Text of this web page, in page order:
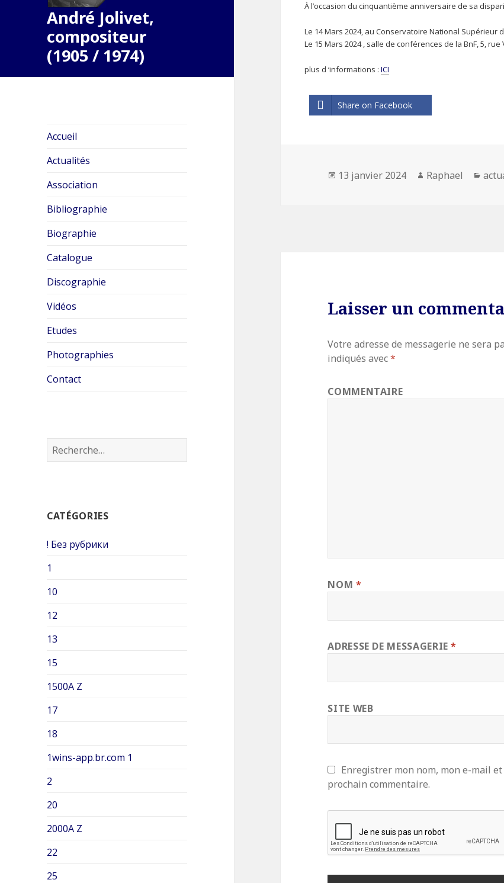
André Jolivet,
compositeur
(1905 / 1974)
Accueil
Actualités
Association
Bibliographie
Biographie
Catalogue
Discographie
Vidéos
Etudes
Photographies
Contact
R
e
r
h
r
CATÉGORIES
! Без рубрики
1
10
12
13
15
1500A Z
17
18
1wins-app.br.com 1
2
20
2000A Z
22
25
À l’occasion du cinquantième anniversaire de sa
Le 14 Mars 2024, au Conservatoire National Supérieur
Le 15 Mars 2024 , salle de conférences de la BnF, 5,
plus d ‘informations : ICI
Share on Facebook
Publié
13 janvier 2024 Auteur
Raphael
Laisser un
Votre adresse de messagerie ne sera
indiqués avec*
COMMENTAIRE
NOM *
ADRESSE DE MESSAGERIE*
SITE WEB
Enregistrer mon nom, mon e-mail
prochain commentaire.